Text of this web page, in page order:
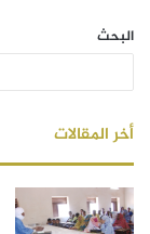
البحث
أخر المقالات